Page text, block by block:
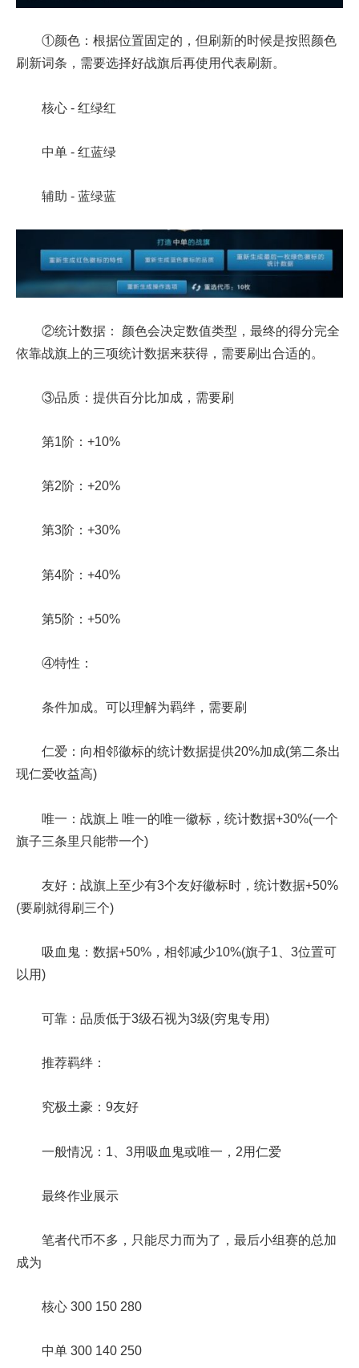
①颜色：根据位置固定的，但刷新的时候是按照颜色
刷新词条，需要选择好战旗后再使用代表刷新。
核心 - 红绿红
中单 - 红蓝绿
辅助 - 蓝绿蓝
②统计数据： 颜色会决定数值类型，最终的得分完全
依靠战旗上的三项统计数据来获得，需要刷出合适的。
③品质：提供百分比加成，需要刷
第1阶：+10%
第2阶：+20%
第3阶：+30%
第4阶：+40%
第5阶：+50%
④特性：
条件加成。可以理解为羁绊，需要刷
仁爱：向相邻徽标的统计数据提供20%加成(第二条出
现仁爱收益高)
唯一：战旗上 唯一的唯一徽标，统计数据+30%(一个
旗子三条里只能带一个)
友好：战旗上至少有3个友好徽标时，统计数据+50%
(要刷就得刷三个)
吸血鬼：数据+50%，相邻减少10%(旗子1、3位置可
以用)
可靠：品质低于3级石视为3级(穷鬼专用)
推荐羁绊：
究极土豪：9友好
一般情况：1、3用吸血鬼或唯一，2用仁爱
最终作业展示
笔者代币不多，只能尽力而为了，最后小组赛的总加
成为
核心 300 150 280
中单 300 140 250